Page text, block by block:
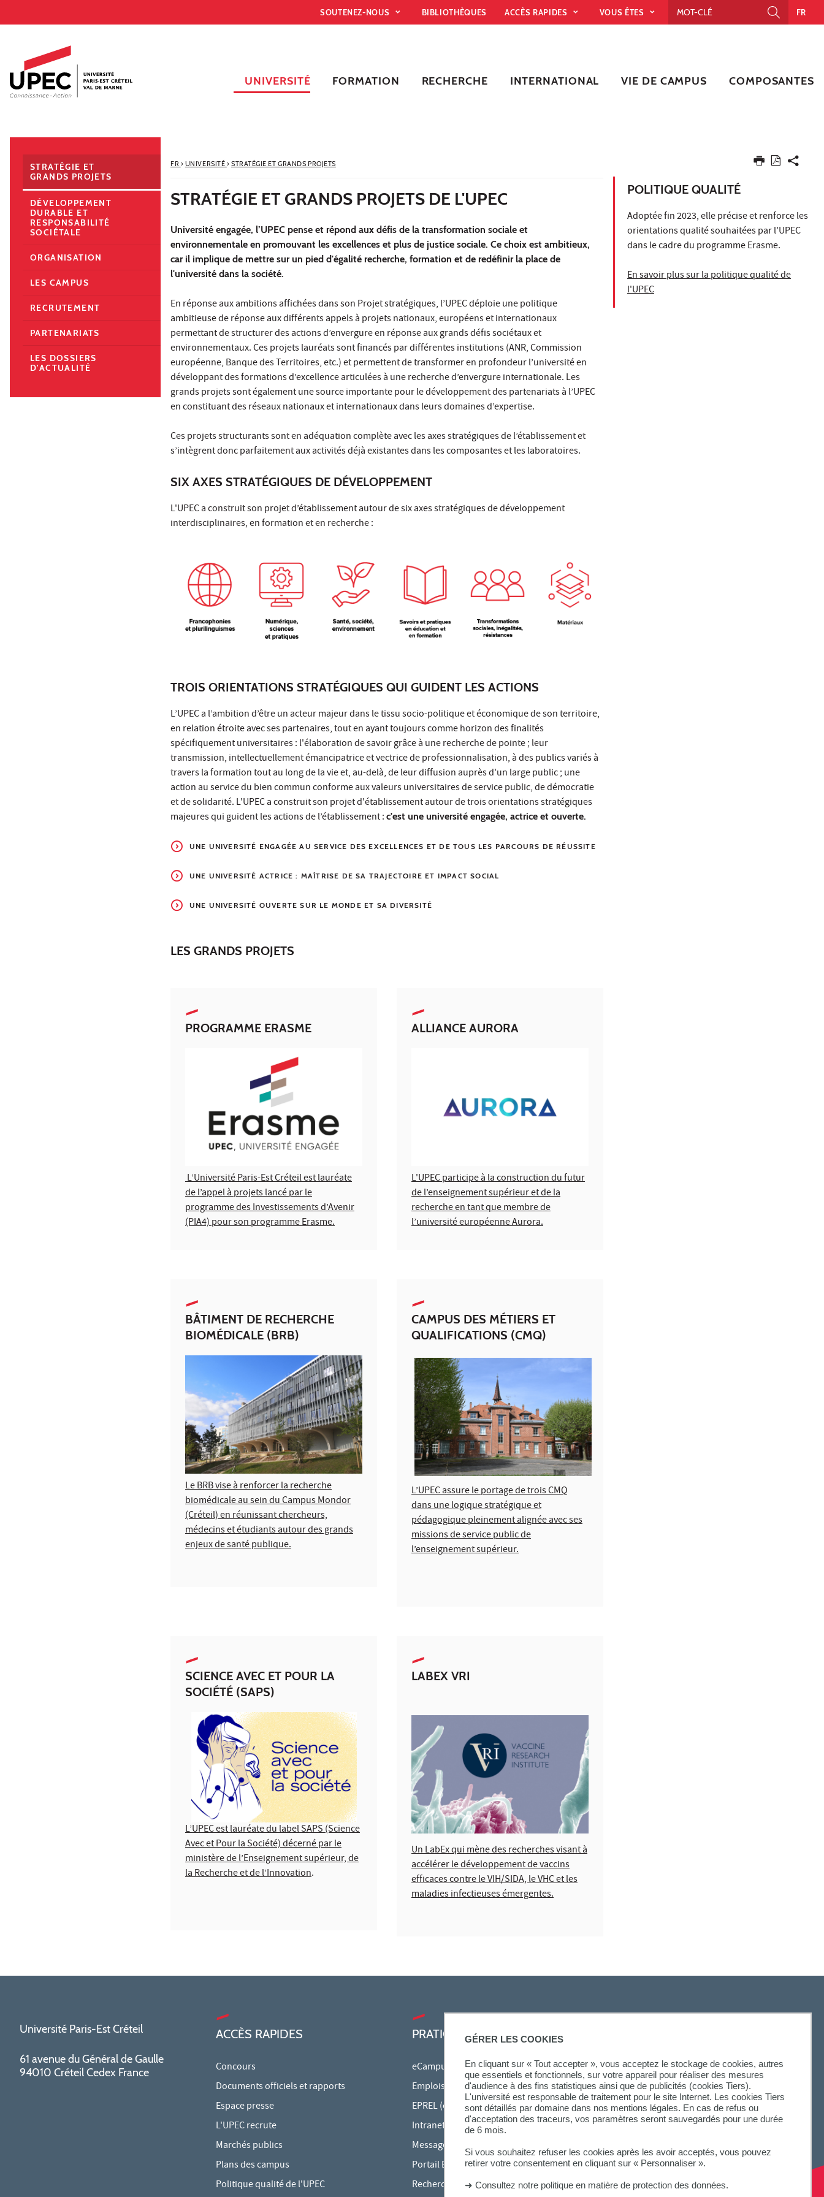
GÉRER LES COOKIES
En cliquant sur « Tout accepter », vous acceptez le stockage de cookies, autres
que essentiels et fonctionnels, sur votre appareil pour réaliser des mesures
d'audience à des fins statistiques ainsi que de publicités (cookies Tiers).
L'université est responsable de traitement pour le site Internet. Les cookies Tiers
sont détaillés par domaine dans nos mentions légales. En cas de refus ou
d'acceptation des traceurs, vos paramètres seront sauvegardés pour une durée
de 6 mois.
Si vous souhaitez refuser les cookies après les avoir acceptés, vous pouvez
retirer votre consentement en cliquant sur « Personnaliser ».
➜ Consultez notre politique en matière de protection des données.
Accès directs
Recherche
Navigation secondaire
SOUTENEZ-NOUS BIBLIOTHÈQUES ACCÈS RAPIDES VOUS ÊTES FR
UNIVERSITÉ FORMATION RECHERCHE INTERNATIONAL VIE DE CAMPUS COMPOSANTES
FR › UNIVERSITÉ › STRATÉGIE ET GRANDS PROJETS
STRATÉGIE ET GRANDS PROJETS DE L'UPEC
Université engagée, l’UPEC pense et répond aux défis de la transformation sociale et
environnementale en promouvant les excellences et plus de justice sociale. Ce choix est ambitieux,
car il implique de mettre sur un pied d'égalité recherche, formation et de redéfinir la place de
l'université dans la société.
En réponse aux ambitions affichées dans son Projet stratégiques, l’UPEC déploie une politique
ambitieuse de réponse aux différents appels à projets nationaux, européens et internationaux
permettant de structurer des actions d’envergure en réponse aux grands défis sociétaux et
environnementaux. Ces projets lauréats sont financés par différentes institutions (ANR, Commission
européenne, Banque des Territoires, etc.) et permettent de transformer en profondeur l’université en
développant des formations d’excellence articulées à une recherche d’envergure internationale. Les
grands projets sont également une source importante pour le développement des partenariats à l’UPEC
en constituant des réseaux nationaux et internationaux dans leurs domaines d’expertise.
Ces projets structurants sont en adéquation complète avec les axes stratégiques de l’établissement et
s’intègrent donc parfaitement aux activités déjà existantes dans les composantes et les laboratoires.
SIX AXES STRATÉGIQUES DE DÉVELOPPEMENT
L'UPEC a construit son projet d’établissement autour de six axes stratégiques de développement
interdisciplinaires, en formation et en recherche :
TROIS ORIENTATIONS STRATÉGIQUES QUI GUIDENT LES ACTIONS
L’UPEC a l’ambition d’être un acteur majeur dans le tissu socio-politique et économique de son territoire,
en relation étroite avec ses partenaires, tout en ayant toujours comme horizon des finalités
spécifiquement universitaires : l'élaboration de savoir grâce à une recherche de pointe ; leur
transmission, intellectuellement émancipatrice et vectrice de professionnalisation, à des publics variés à
travers la formation tout au long de la vie et, au-delà, de leur diffusion auprès d'un large public ; une
action au service du bien commun conforme aux valeurs universitaires de service public, de démocratie
et de solidarité. L'UPEC a construit son projet d'établissement autour de trois orientations stratégiques
majeures qui guident les actions de l’établissement : c'est une université engagée, actrice et ouverte.
UNE UNIVERSITÉ ENGAGÉE AU SERVICE DES EXCELLENCES ET DE TOUS LES PARCOURS DE RÉUSSITE
UNE UNIVERSITÉ ACTRICE : MAÎTRISE DE SA TRAJECTOIRE ET IMPACT SOCIAL
UNE UNIVERSITÉ OUVERTE SUR LE MONDE ET SA DIVERSITÉ
LES GRANDS PROJETS
PROGRAMME ERASME
L’Université Paris-Est Créteil est lauréate
de l’appel à projets lancé par le
programme des Investissements d’Avenir
(PIA4) pour son programme Erasme.
ALLIANCE AURORA
L'UPEC participe à la construction du futur
de l’enseignement supérieur et de la
recherche en tant que membre de
l’université européenne Aurora.
BÂTIMENT DE RECHERCHE
BIOMÉDICALE (BRB)
Le BRB vise à renforcer la recherche
biomédicale au sein du Campus Mondor
(Créteil) en réunissant chercheurs,
médecins et étudiants autour des grands
enjeux de santé publique.
CAMPUS DES MÉTIERS ET
QUALIFICATIONS (CMQ)
L’UPEC assure le portage de trois CMQ
dans une logique stratégique et
pédagogique pleinement alignée avec ses
missions de service public de
l’enseignement supérieur.
SCIENCE AVEC ET POUR LA
SOCIÉTÉ (SAPS)
L’UPEC est lauréate du label SAPS (Science
Avec et Pour la Société) décerné par le
ministère de l’Enseignement supérieur, de
la Recherche et de l’Innovation.
LABEX VRI
Un LabEx qui mène des recherches visant à
accélérer le développement de vaccins
efficaces contre le VIH/SIDA, le VHC et les
maladies infectieuses émergentes.
POLITIQUE QUALITÉ
Adoptée fin 2023, elle précise et renforce les
orientations qualité souhaitées par l'UPEC
dans le cadre du programme Erasme.
En savoir plus sur la politique qualité de
l'UPEC
STRATÉGIE ET
GRANDS PROJETS
DÉVELOPPEMENT
DURABLE ET
RESPONSABILITÉ
SOCIÉTALE
ORGANISATION
LES CAMPUS
RECRUTEMENT
PARTENARIATS
LES DOSSIERS
D'ACTUALITÉ
Université Paris-Est Créteil
61 avenue du Général de Gaulle
94010 Créteil Cedex France
ACCÈS RAPIDES
Concours
Documents officiels et rapports
Espace presse
L'UPEC recrute
Marchés publics
Plans des campus
Politique qualité de l'UPEC
PRATIQUE
eCampus
Emplois du temps en ligne
EPREL (cours en ligne)
Intranet des personnels
Messagerie étudiante
Portail Bu Athéna
Rechercher une formation